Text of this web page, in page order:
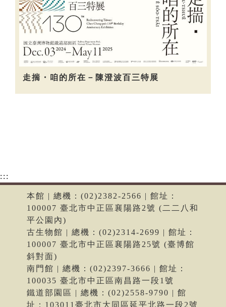
走揣・咱的所在－陳澄波百三特展
:::
本館 | 總機：(02)2382-2566 | 館址：
100007 臺北市中正區襄陽路2號 (二二八和
平公園內)
古生物館 | 總機：(02)2314-2699 | 館址：
100007 臺北市中正區襄陽路25號 (臺博館
斜對面)
南門館 | 總機：(02)2397-3666 | 館址：
100035 臺北市中正區南昌路一段1號
鐵道部園區 | 總機：(02)2558-9790 | 館
址：103011臺北市大同區延平北路一段2號